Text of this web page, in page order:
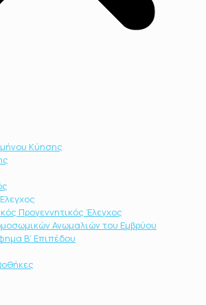
Κύησης
Προγεννητικός Έλεγχος
Ανωμαλιών του Εμβρύου
Β’ Επιπέδου